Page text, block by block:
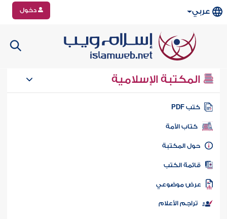
عربي دخول
المكتبة الإسلامية
كتب PDF
كتاب الأمة
المكتبة
الكتب
موضوعي